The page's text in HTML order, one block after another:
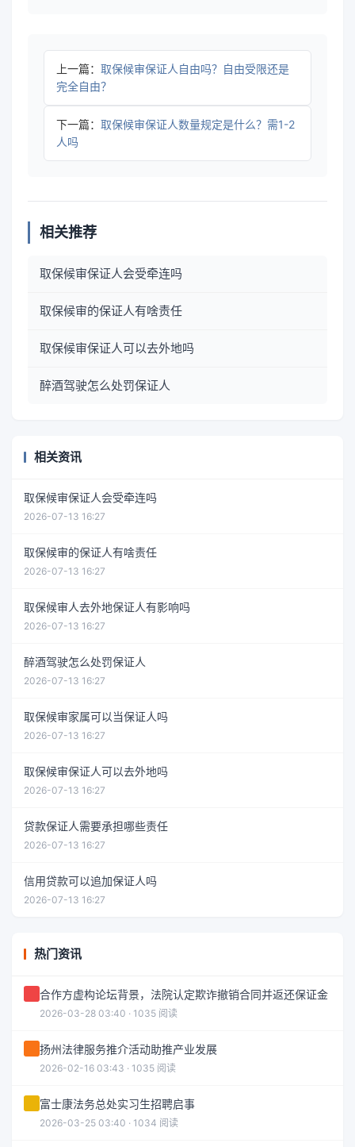
上一篇： 取保候审保证人自由吗？自由受限还是
完全自由？
下一篇： 取保候审保证人数量规定是什么？需1-2
人吗
相关推荐
取保候审保证人会受牵连吗
取保候审的保证人有啥责任
取保候审保证人可以去外地吗
醉酒驾驶怎么处罚保证人
相关资讯
取保候审保证人会受牵连吗
2026-07-13 16:27
取保候审的保证人有啥责任
2026-07-13 16:27
取保候审人去外地保证人有影响吗
2026-07-13 16:27
醉酒驾驶怎么处罚保证人
2026-07-13 16:27
取保候审家属可以当保证人吗
2026-07-13 16:27
取保候审保证人可以去外地吗
2026-07-13 16:27
贷款保证人需要承担哪些责任
2026-07-13 16:27
信用贷款可以追加保证人吗
2026-07-13 16:27
热门资讯
合作方虚构论坛背景，法院认定欺诈撤销合同并返还保证金
2026-03-28 03:40 · 1035 阅读
扬州法律服务推介活动助推产业发展
2026-02-16 03:43 · 1035 阅读
富士康法务总处实习生招聘启事
2026-03-25 03:40 · 1034 阅读